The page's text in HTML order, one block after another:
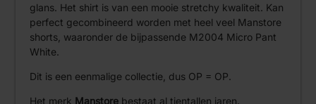
glans. Het shirt is van een mooie stretchy kwaliteit. Kan
perfect gecombineerd worden met heel veel Manstore
shorts, waaronder de bijpassende M2004 Micro Pant
White.
Dit is een eenmalige collectie, dus OP = OP.
Het merk Manstore bestaat al tientallen jaren.